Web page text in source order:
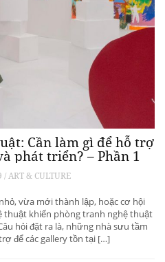
Cần làm gì để hỗ trợ
phát triển? – Phần 1
ART & CULTURE
vừa mới thành lập, hoặc cơ hội
thuật khiến phòng tranh nghệ thuật
hỏi đặt ra là, những nhà sưu tầm
để các gallery tồn tại […]